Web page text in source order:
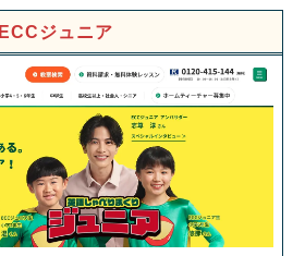
ECCジュニア